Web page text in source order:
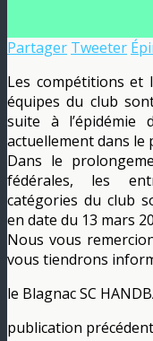
Partager Tweeter
Les compétitions et
équipes du club
suite à l’épidémie
actuellement dans le
Dans le
fédérales, les
catégories du club
en date du 13 mars
Nous vous
vous tiendrons
le Blagnac SC
publication